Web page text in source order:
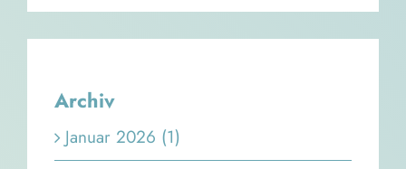
Archiv
Januar 2026 (1)